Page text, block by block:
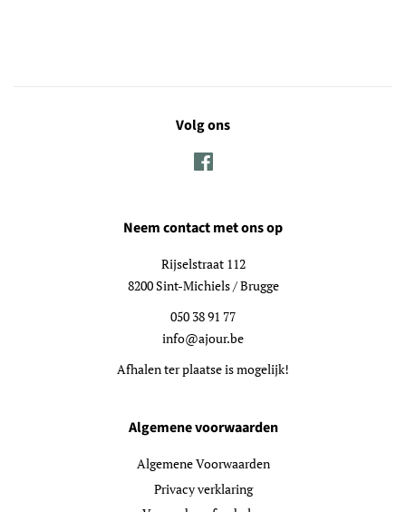
Volg ons
Neem contact met ons op
Rijselstraat 112
8200 Sint-Michiels / Brugge
050 38 91 77
info@ajour.be
Afhalen ter plaatse is mogelijk!
Algemene voorwaarden
Algemene Voorwaarden
Privacy verklaring